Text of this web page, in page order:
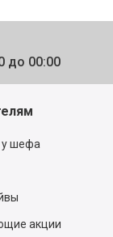
до 00:00
у шефа
акции